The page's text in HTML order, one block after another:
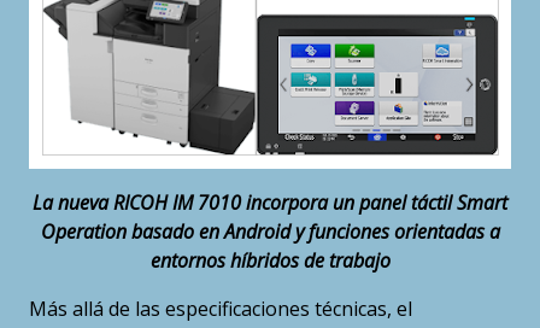
La nueva RICOH IM 7010 incorpora un panel táctil Smart
Operation basado en Android y funciones orientadas a
entornos híbridos de trabajo
Más allá de las especificaciones técnicas, el